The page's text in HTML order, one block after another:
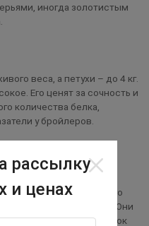
иногда золотистым
веса, а петухи – до 4 кг.
Его ценят за сочность и
количества белка,
у бройлеров.
сносный. Птицы
всего светового
и непоседливостью. Они
им для прогулок
рассылку
и ценах